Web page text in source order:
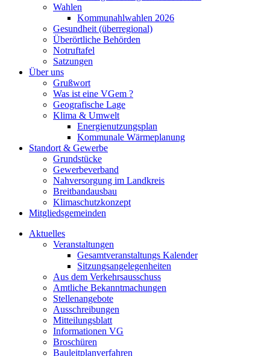
Wahlen
Kommunahlwahlen 2026
Gesundheit (überregional)
Überörtliche Behörden
Notruftafel
Satzungen
Über uns
Grußwort
Was ist eine VGem ?
Geografische Lage
Klima & Umwelt
Energienutzungsplan
Kommunale Wärmeplanung
Standort & Gewerbe
Grundstücke
Gewerbeverband
Nahversorgung im Landkreis
Breitbandausbau
Klimaschutzkonzept
Mitgliedsgemeinden
Aktuelles
Veranstaltungen
Gesamtveranstaltungs Kalender
Sitzungsangelegenheiten
Aus dem Verkehrsausschuss
Amtliche Bekanntmachungen
Stellenangebote
Ausschreibungen
Mitteilungsblatt
Informationen VG
Broschüren
Bauleitplanverfahren